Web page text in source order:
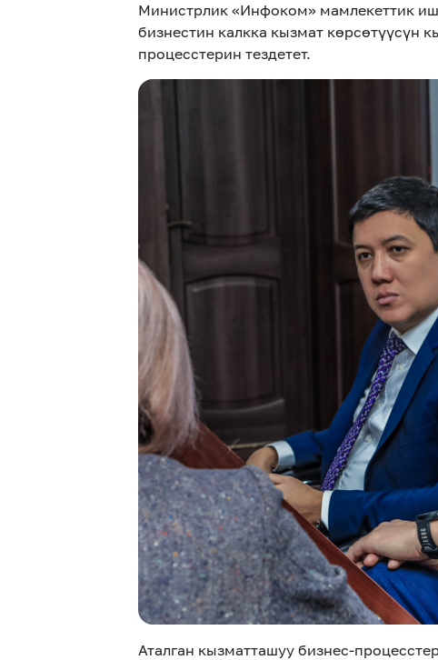
Министрлик «Инфоком» мамлекеттик
бизнестин калкка кызмат көрсөтүүсүн
процесстерин тездетет.
Аталган кызматташуу бизнес-